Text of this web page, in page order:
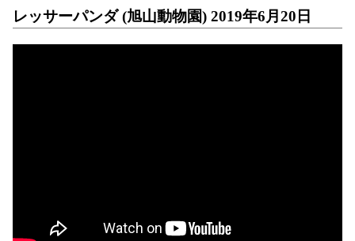
レッサーパンダ (旭山動物園) 2019年6月20日